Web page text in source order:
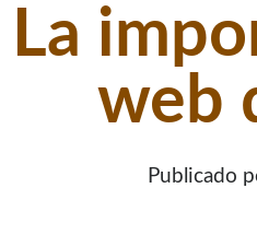
La
web
Publicado